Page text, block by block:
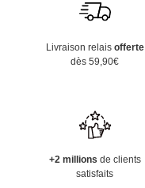
Livraison relais offerte
dès 59,90€
+2 millions de clients
satisfaits